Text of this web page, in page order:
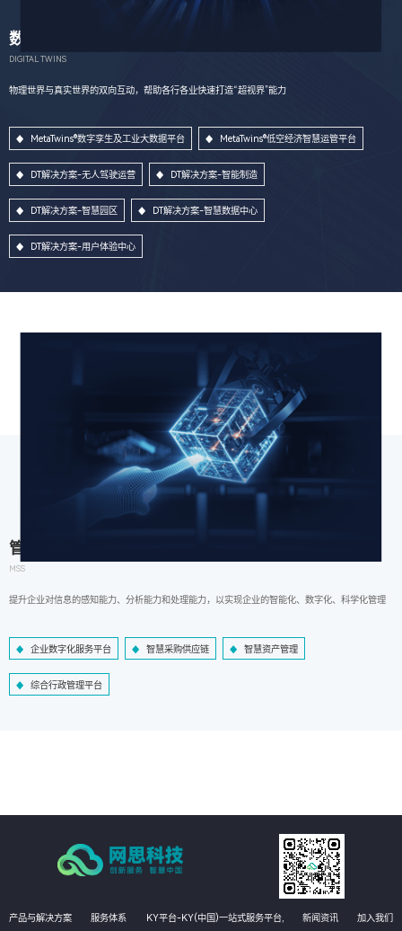
数字孪生
DIGITAL TWINS
物理世界与真实世界的双向互动，帮助各行各业快速打造“超视界”能力
MetaTwins®数字孪生及工业大数据平台 MetaTwins®低空经济智慧运管平台
DT解决方案-无人驾驶运营 DT解决方案-智能制造
DT解决方案-智慧园区 DT解决方案-智慧数据中心
DT解决方案-用户体验中心
管理信息系统
MSS
提升企业对信息的感知能力、分析能力和处理能力，以实现企业的智能化、数字化、科学化管理
企业数字化服务平台 智慧采购供应链 智慧资产管理
综合行政管理平台
产品与解决方案 服务体系 KY平台-KY(中国)一站式服务平台, 新闻资讯 加入我们